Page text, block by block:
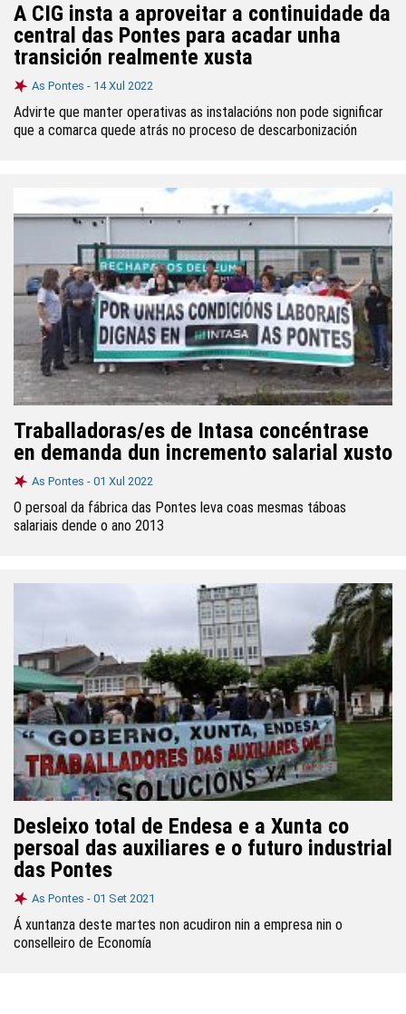
A CIG insta a aproveitar a continuidade da
central das Pontes para acadar unha
transición realmente xusta
As Pontes - 14 Xul 2022
Advirte que manter operativas as instalacións non pode significar
que a comarca quede atrás no proceso de descarbonización
Traballadoras/es de Intasa concéntrase
en demanda dun incremento salarial xusto
As Pontes - 01 Xul 2022
O persoal da fábrica das Pontes leva coas mesmas táboas
salariais dende o ano 2013
Desleixo total de Endesa e a Xunta co
persoal das auxiliares e o futuro industrial
das Pontes
As Pontes - 01 Set 2021
Á xuntanza deste martes non acudiron nin a empresa nin o
conselleiro de Economía